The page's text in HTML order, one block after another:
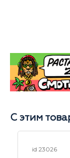
С этим
id 26121